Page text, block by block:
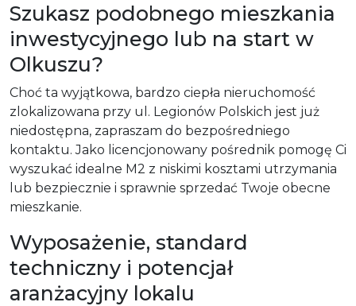
Szukasz podobnego mieszkania
inwestycyjnego lub na start w
Olkuszu?
Choć ta wyjątkowa, bardzo ciepła nieruchomość
zlokalizowana przy ul. Legionów Polskich jest już
niedostępna, zapraszam do bezpośredniego
kontaktu. Jako licencjonowany pośrednik pomogę Ci
wyszukać idealne M2 z niskimi kosztami utrzymania
lub bezpiecznie i sprawnie sprzedać Twoje obecne
mieszkanie.
Wyposażenie, standard
techniczny i potencjał
aranżacyjny lokalu